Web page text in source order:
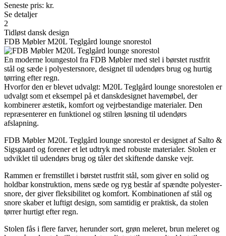
Seneste pris: kr.
Se detaljer
2
Tidløst dansk design
FDB Møbler M20L Teglgård lounge snorestol
En moderne loungestol fra FDB Møbler med stel i børstet rustfrit
stål og sæde i polyester­snore, designet til udendørs brug og hurtig
tørring efter regn.
Hvorfor den er blevet udvalgt: M20L Teglgård lounge snorestolen er
udvalgt som et eksempel på et danskdesignet havemøbel, der
kombinerer æstetik, komfort og vejrbestandige materialer. Den
repræsenterer en funktionel og stilren løsning til udendørs
afslapning.
FDB Møbler M20L Teglgård lounge snorestol er designet af Salto &
Sigsgaard og forener et let udtryk med robuste materialer. Stolen er
udviklet til udendørs brug og tåler det skiftende danske vejr.
Rammen er fremstillet i børstet rustfrit stål, som giver en solid og
holdbar konstruktion, mens sæde og ryg består af spændte polyester­
snore, der giver fleksibilitet og komfort. Kombinationen af stål og
snore skaber et luftigt design, som samtidig er praktisk, da stolen
tørrer hurtigt efter regn.
Stolen fås i flere farver, herunder sort, grøn meleret, brun meleret og